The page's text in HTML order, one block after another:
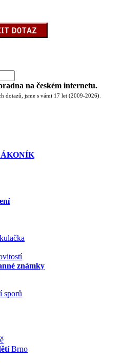
na českém internetu.
dotazů, jsme s vámi 17 let (2009-2026).
známky
sporů
Brno